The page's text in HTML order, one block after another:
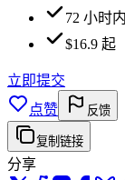
72 小时
$16.9 起
立即提交
点赞
反馈
复制链接
分享